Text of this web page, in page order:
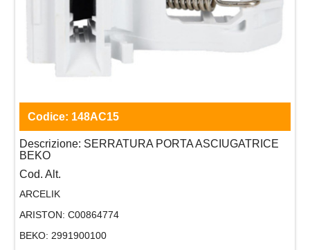
Codice: 148AC15
Descrizione: SERRATURA PORTA ASCIUGATRICE
BEKO
Cod. Alt.
ARCELIK
ARISTON: C00864774
BEKO: 2991900100